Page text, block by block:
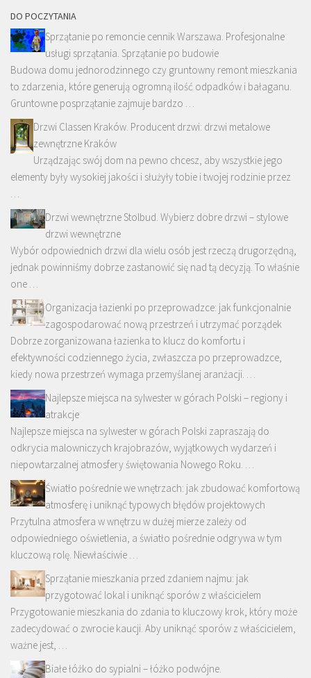
DO POCZYTANIA
Sprzątanie po remoncie cennik Warszawa. Profesjonalne
usługi sprzątania. Sprzątanie po budowie
Budowa domu jednorodzinnego czy gruntowny remont mieszkania
to zdarzenia, które generują ogromną ilość odpadków i bałaganu.
Gruntowne posprzątanie zajmuje bardzo …
Drzwi Classen Kraków. Producent drzwi: drzwi metalowe
zewnętrzne Kraków
Urządzając swój dom na pewno chcesz, aby wszystkie jego
elementy były wysokiej jakości i służyły tobie i twojej rodzinie przez
…
Drzwi wewnętrzne Stolbud. Wybierz dobre drzwi – stylowe
drzwi wewnętrzne
Wybór odpowiednich drzwi dla wielu osób jest rzeczą drugorzędną,
jednak powinniśmy dobrze zastanowić się nad tą decyzją. To właśnie
one …
Organizacja łazienki po przeprowadzce: jak funkcjonalnie
zagospodarować nową przestrzeń i utrzymać porządek
Dobrze zorganizowana łazienka to klucz do komfortu i
efektywności codziennego życia, zwłaszcza po przeprowadzce,
kiedy nowa przestrzeń wymaga przemyślanej aranżacji. …
Najlepsze miejsca na sylwester w górach Polski – regiony i
atrakcje
Najlepsze miejsca na sylwester w górach Polski zapraszają do
odkrycia malowniczych krajobrazów, wyjątkowych wydarzeń i
niepowtarzalnej atmosfery świętowania Nowego Roku. …
Światło pośrednie we wnętrzach: jak zbudować komfortową
atmosferę i uniknąć typowych błędów projektowych
Przytulna atmosfera w wnętrzu w dużej mierze zależy od
odpowiedniego oświetlenia, a światło pośrednie odgrywa w tym
kluczową rolę. Niewłaściwie …
Sprzątanie mieszkania przed zdaniem najmu: jak
przygotować lokal i uniknąć sporów z właścicielem
Przygotowanie mieszkania do zdania to kluczowy krok, który może
zadecydować o zwrocie kaucji. Aby uniknąć sporów z właścicielem,
ważne jest, …
Białe łóżko do sypialni – łóżko podwójne.